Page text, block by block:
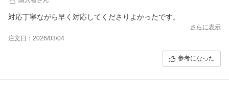
対応丁寧ながら早く対応してくださりよかったです。
さらに表示
注文日：2026/03/04
参考になった